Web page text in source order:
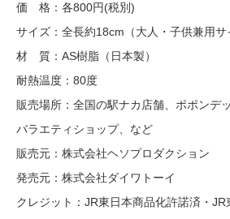
価 格：各800円(税別)
サイズ：全長約18cm（大人・子供兼用サ
材 質：AS樹脂（日本製）
耐熱温度：80度
販売場所：全国の駅ナカ店舗、ポポンデ
バラエティショップ、など
販売元：株式会社ヘソプロダクション
発売元：株式会社ダイワトーイ
クレジット：JR東日本商品化許諾済・